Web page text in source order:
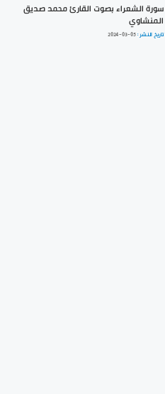
سورة الشعراء بصوت القارئ محمد صديق
المنشاوي
تاريخ النشر :2024-03-05